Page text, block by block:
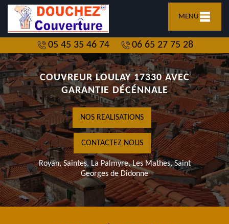
MENU
05 45 35 46 74 06 65 27 75 28
COUVREUR LOULAY 17330 AVEC
GARANTIE DÉCÉNNALE
NOS REALISATIONS
CONTACTEZ NOUS
Royan, Saintes, La Palmyre, Les Mathes, Saint
Georges de Didonne